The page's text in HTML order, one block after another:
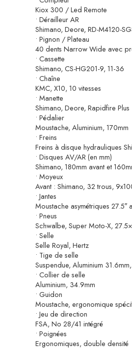
Kiox 300 / Led Remote
• Dérailleur AR
Shimano, Deore, RD-M4120-
• Pignon / Plateau
40 dents Narrow Wide avec
• Cassette
Shimano, CS-HG201-9, 11-36
• Chaîne
KMC, X10, 10 vitesses
• Manette
Shimano, Deore, Rapidfire Plus
• Pédalier
Moustache, Aluminium, 170mm
• Freins
Freins à disque hydrauliques
• Disques AV/AR (en mm)
Shimano, 180mm avant et
• Moyeux
Avant : Shimano, 32 trous,
• Jantes
Moustache asymétriques
• Pneus
Schwalbe, Super Moto-X,
• Selle
Selle Royal, Hertz
• Tige de selle
Suspendue, Aluminium
• Collier de selle
Aluminium, 34.9mm
• Guidon
Moustache, ergonomique
• Jeu de direction
FSA, No 28/41 intégré
• Poignées
Ergonomiques, double densité